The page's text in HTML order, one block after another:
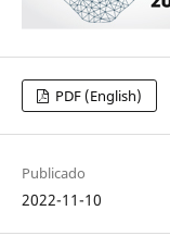
PDF (English)
Publicado
2022-11-10